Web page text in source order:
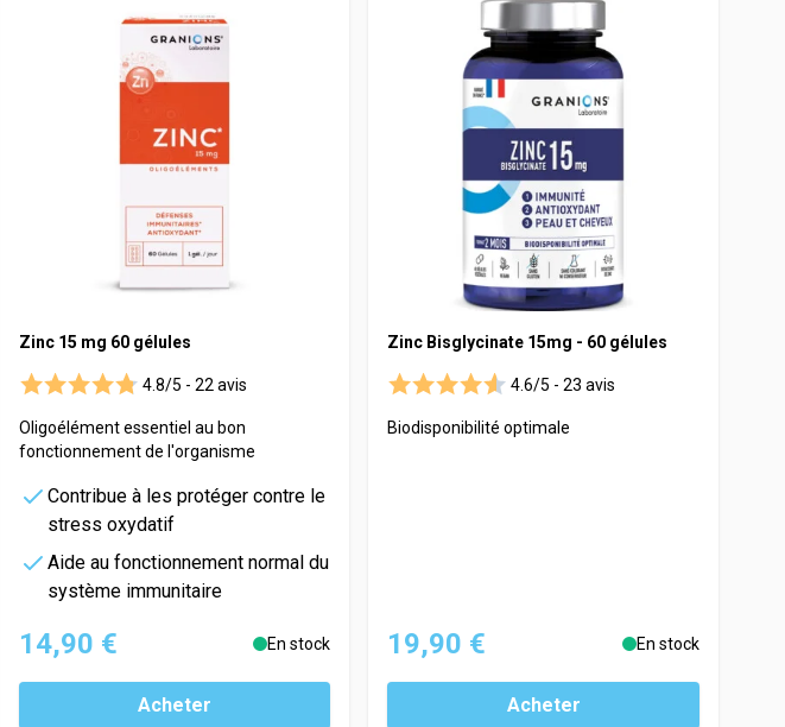
Maca
Myrtille
Psyllium
Reine des prés
Rhodiola
Vigne rouge
Safran
Zinc 15 mg 60 gélules
4.8/5 - 22 avis
Oligoélément essentiel au bon
fonctionnement de l'organisme
Contribue à les protéger contre le
stress oxydatif
Aide au fonctionnement normal du
système immunitaire
14,90 € En stock
Acheter
Zinc Bisglycinate 15mg - 60 gélules
4.6/5 - 23 avis
Biodisponibilité optimale
19,90 € En stock
Acheter